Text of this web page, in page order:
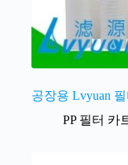
공장용 Lvyuan
PP 필터 카